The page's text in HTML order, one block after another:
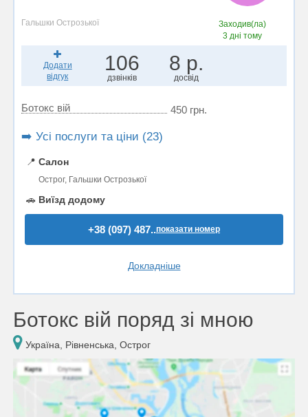
Гальшки Острозької
Заходив(ла)
3 дні тому
Додати
відгук
106
дзвінків
8 р.
досвід
Ботокс вій 450 грн.
➡️ Усі послуги та ціни (23)
📍 Салон
Острог, Гальшки Острозької
🚗 Виїзд додому
+38 (097) 487..показати номер
Докладніше
Ботокс вій поряд зі мною
Україна, Рівненська, Острог